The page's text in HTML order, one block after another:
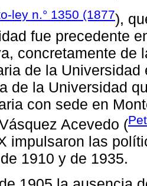
ley n.° 1350 (1877),
fue precedente
concretamente de
de la
de la Universidad
con sede en
Acevedo (
impulsaron las
1910 y de 1935.